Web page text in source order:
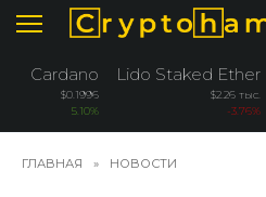
Перейти
содержанию
Cardano
$0.1996
5.10%
Lido Staked Ether
$2.26 тыс.
-3.76%
ГЛАВНАЯ » НОВОСТИ